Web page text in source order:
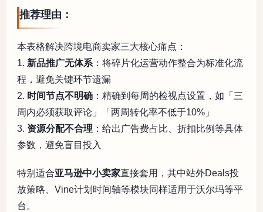
推荐理由：
本表格解决跨境电商卖家三大核心痛点：
1. 新品推广无体系 ：将碎片化运营动作整合为标准化流
程，避免关键环节遗漏
2. 时间节点不明确 ：精确到每周的检视点设置，如「三
周内必须获取评论」「两周转化率不低于10%」
3. 资源分配不合理 ：给出广告费占比、折扣比例等具体
参数，避免盲目投入
特别适合亚马逊中小卖家直接套用，其中站外Deals投
放策略、Vine计划时间轴等模块同样适用于沃尔玛等平
台。